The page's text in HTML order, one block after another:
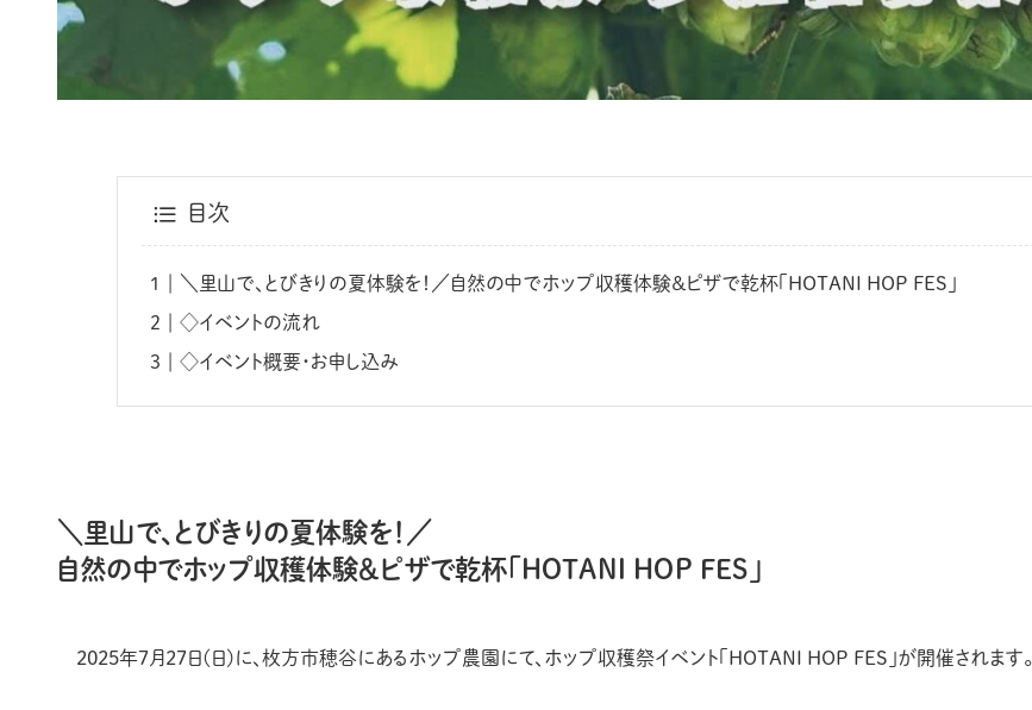
目次
＼里山で、とびきりの夏体験を！／自然の中でホップ収穫体験＆ピザで乾杯「HOTANI HOP FES」
◇イベントの流れ
◇イベント概要・お申し込み
＼里山で、とびきりの夏体験を！／
自然の中でホップ収穫体験＆ピザで乾杯「HOTANI HOP FES」
2025年7月27日(日)に、枚方市穂谷にあるホップ農園にて、ホップ収穫祭イベント「HOTANI HOP FES」が開催されます。